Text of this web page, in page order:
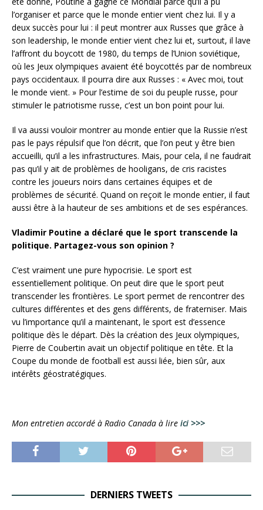
l’organiser et parce que le monde entier vient chez lui. Il y a
deux succès pour lui : il peut montrer aux Russes que grâce à
son leadership, le monde entier vient chez lui et, surtout, il lave
l’affront du boycott de 1980, du temps de l’Union soviétique,
où les Jeux olympiques avaient été boycottés par de nombreux
pays occidentaux. Il pourra dire aux Russes : « Avec moi, tout
le monde vient. » Pour l’estime de soi du peuple russe, pour
stimuler le patriotisme russe, c’est un bon point pour lui.
Il va aussi vouloir montrer au monde entier que la Russie n’est
pas le pays répulsif que l’on décrit, que l’on peut y être bien
accueilli, qu’il a les infrastructures. Mais, pour cela, il ne faudrait
pas qu’il y ait de problèmes de hooligans, de cris racistes
contre les joueurs noirs dans certaines équipes et de
problèmes de sécurité. Quand on reçoit le monde entier, il faut
aussi être à la hauteur de ses ambitions et de ses espérances.
Vladimir Poutine a déclaré que le sport transcende la
politique. Partagez-vous son opinion ?
C’est vraiment une pure hypocrisie. Le sport est
essentiellement politique. On peut dire que le sport peut
transcender les frontières. Le sport permet de rencontrer des
cultures différentes et des gens différents, de fraterniser. Mais
vu l’importance qu’il a maintenant, le sport est d’essence
politique dès le départ. Dès la création des Jeux olympiques,
Pierre de Coubertin avait un objectif politique en tête. Et la
Coupe du monde de football est aussi liée, bien sûr, aux
intérêts géostratégiques.
Mon entretien accordé à Radio Canada à lire ici >>>
DERNIERS TWEETS